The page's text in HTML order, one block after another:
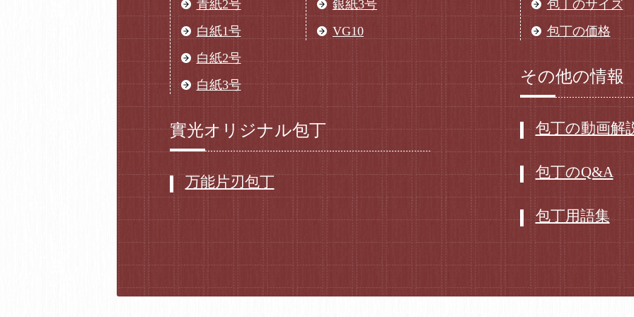
青紙2号
白紙1号
白紙2号
白紙3号
銀紙3号
VG10
實光オリジナル包丁
万能片刃包丁
包丁のサイズ
包丁の価格
その他の情報
包丁の動画解
包丁のQ&A
包丁用語集